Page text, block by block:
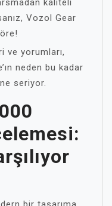
kaliteli
Vozol Gear
ve yorumları,
neden bu kadar
seriyor.